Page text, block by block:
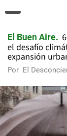
El Buen Aire
el desafío
expansión
Por El